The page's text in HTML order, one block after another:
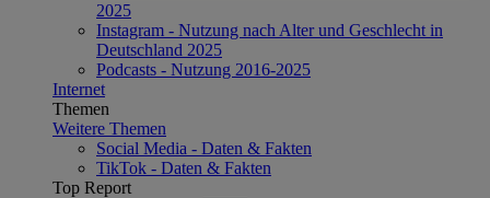
2025
Instagram - Nutzung nach Alter und Geschlecht in
Deutschland 2025
Podcasts - Nutzung 2016-2025
Internet
Themen
Weitere Themen
Social Media - Daten & Fakten
TikTok - Daten & Fakten
Top Report